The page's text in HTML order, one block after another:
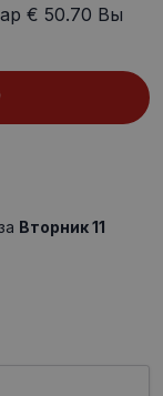
€ 50.70 Вы
Вторник 11